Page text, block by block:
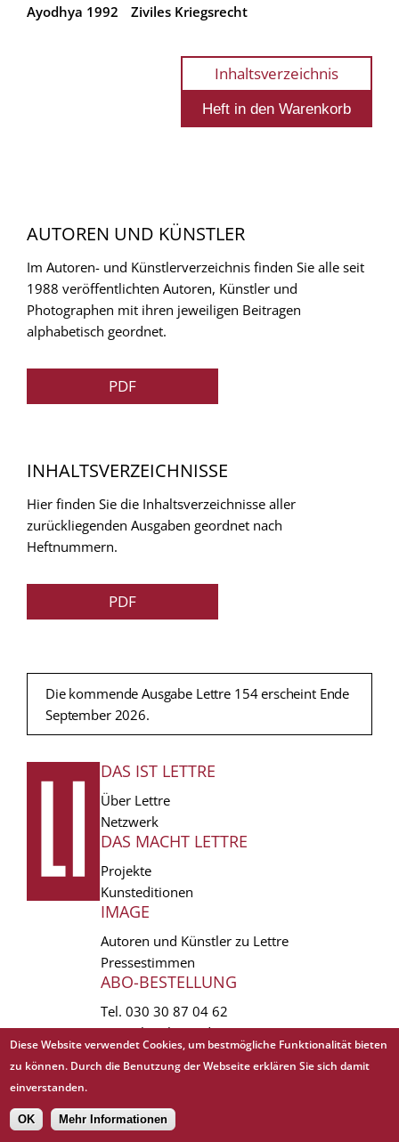
Ayodhya 1992
Ziviles Kriegsrecht
Inhaltsverzeichnis
AUTOREN UND KÜNSTLER
Im Autoren- und Künstlerverzeichnis finden Sie alle seit
1988 veröffentlichten Autoren, Künstler und
Photographen mit ihren jeweiligen Beitragen
alphabetisch geordnet.
PDF
INHALTSVERZEICHNISSE
Hier finden Sie die Inhaltsverzeichnisse aller
zurückliegenden Ausgaben geordnet nach
Heftnummern.
PDF
Die kommende Ausgabe Lettre 154 erscheint Ende
September 2026.
FUSSZEILE
DAS IST LETTRE
Über Lettre
Netzwerk
DAS MACHT LETTRE
Projekte
Kunsteditionen
IMAGE
Autoren und Künstler zu Lettre
Pressestimmen
ABO-BESTELLUNG
Tel. 030 30 87 04 62
vertrieb(at)lettre.de
Copyright © 1988 - 2026 Lettre International. All rights reserved.
EXTRA
Sitemap 𝗳
Diese Website verwendet Cookies, um bestmögliche Funktionalität bieten
zu können. Durch die Benutzung der Webseite erklären Sie sich damit
einverstanden.
OK Mehr Informationen